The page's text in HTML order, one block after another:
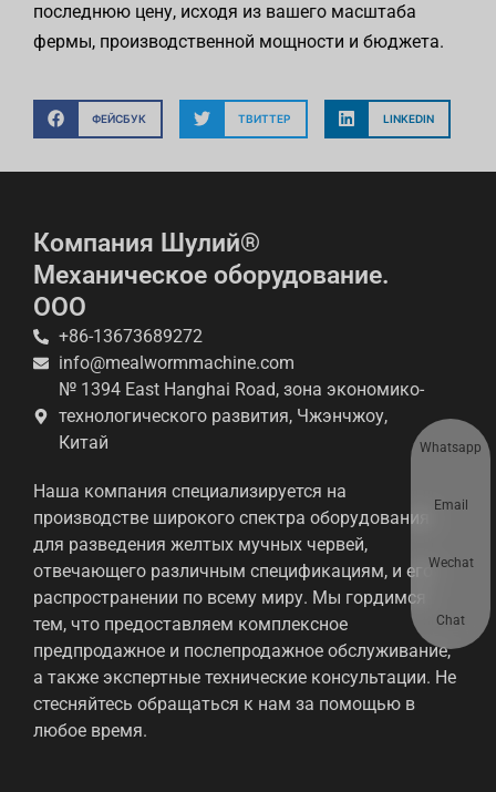
последнюю цену, исходя из вашего масштаба
фермы, производственной мощности и бюджета.
ФЕЙСБУК ТВИТТЕР LINKEDIN
Компания Шулий®
Механическое оборудование.
ООО
+86-13673689272
info@mealwormmachine.com
№ 1394 East Hanghai Road, зона экономико-
технологического развития, Чжэнчжоу,
Китай
Наша компания специализируется на
производстве широкого спектра оборудования
для разведения желтых мучных червей,
отвечающего различным спецификациям, и его
распространении по всему миру. Мы гордимся
тем, что предоставляем комплексное
предпродажное и послепродажное обслуживание,
а также экспертные технические консультации. Не
стесняйтесь обращаться к нам за помощью в
любое время.
Whatsapp
Email
Wechat
Chat